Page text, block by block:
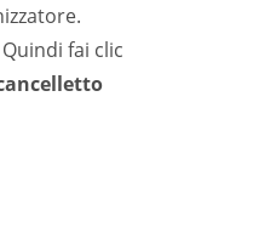
fai clic